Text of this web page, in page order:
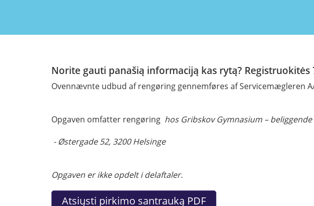
Norite gauti panašią informaciją kas rytą?
Ovennævnte udbud af rengøring gennemføres af Servicemægleren
Opgaven omfatter rengøring hos Gribskov Gymnasium –
- Østergade 52, 3200 Helsinge
Opgaven er ikke opdelt i delaftaler.